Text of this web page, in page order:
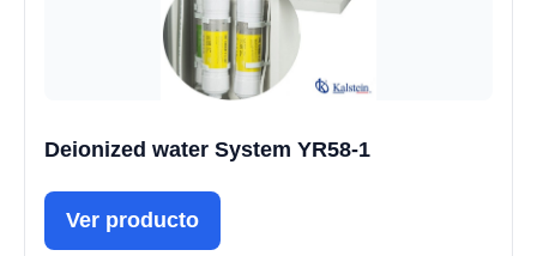
Deionized water System YR58-1
Ver producto